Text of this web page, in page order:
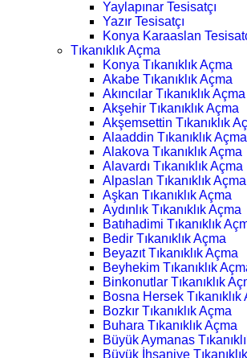
Yaylapınar Tesisatçı
Yazır Tesisatçı
Konya Karaaslan
Tıkanıklık Açma
Konya Tıkanıklık Açma
Akabe Tıkanıklık Açma
Akıncılar Tıkanıklık Açma
Akşehir Tıkanıklık Açma
Akşemsettin Tıkanıklık
Alaaddin Tıkanıklık Açma
Alakova Tıkanıklık Açma
Alavardı Tıkanıklık Açma
Alpaslan Tıkanıklık Açma
Aşkan Tıkanıklık Açma
Aydınlık Tıkanıklık Açma
Batıhadimi Tıkanıklık
Bedir Tıkanıklık Açma
Beyazıt Tıkanıklık Açma
Beyhekim Tıkanıklık
Binkonutlar Tıkanıklık
Bosna Hersek Tıkanıklık
Bozkır Tıkanıklık Açma
Buhara Tıkanıklık Açma
Büyük Aymanas
Büyük İhsaniye